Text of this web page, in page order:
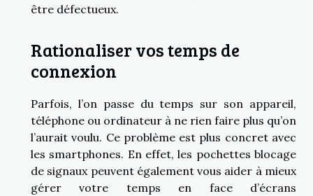
être défectueux.
Rationaliser vos temps de
connexion
Parfois, l’on passe du temps sur son appareil,
téléphone ou ordinateur à ne rien faire plus qu’on
l’aurait voulu. Ce problème est plus concret avec
les smartphones. En effet, les pochettes blocage
de signaux peuvent également vous aider à mieux
gérer votre temps en face d’écrans